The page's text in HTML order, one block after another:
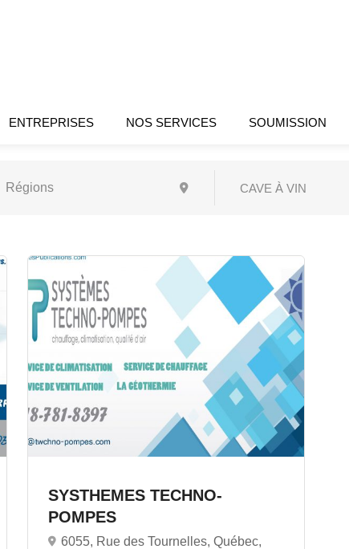
ENTREPRISES NOS SERVICES SOUMISSION
CAVE À VIN
SYSTHEMES TECHNO-
POMPES
6055, Rue des Tournelles, Québec,